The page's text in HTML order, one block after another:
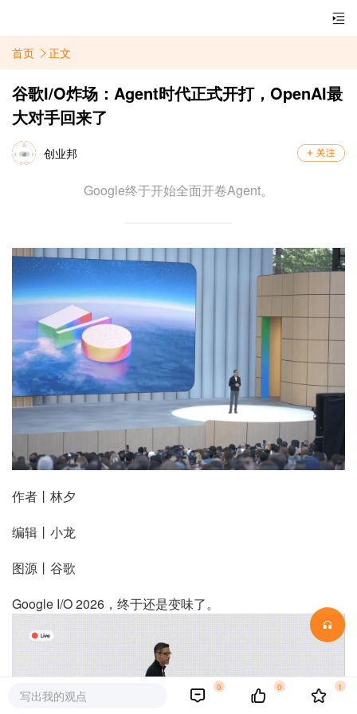
首页 正文
谷歌I/O炸场：Agent时代正式开打，OpenAI最
大对手回来了
创业邦
Google终于开始全面开卷Agent。
作者丨林夕
编辑丨小龙
图源丨谷歌
Google I/O 2026，终于还是变味了。
写出我的观点
0 0 1